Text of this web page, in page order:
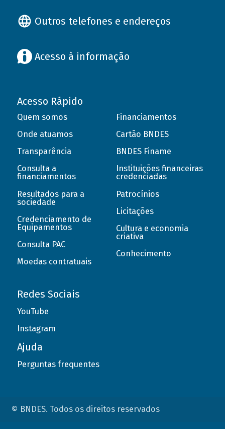
Outros telefones e endereços
Acesso à informação
Acesso Rápido
Quem somos
Onde atuamos
Transparência
Consulta a
financiamentos
Resultados para a
sociedade
Credenciamento de
Equipamentos
Consulta PAC
Moedas contratuais
Financiamentos
Cartão BNDES
BNDES Finame
Instituições financeiras
credenciadas
Patrocínios
Licitações
Cultura e economia
criativa
Conhecimento
Redes Sociais
YouTube
Instagram
Ajuda
Perguntas frequentes
© BNDES. Todos os direitos reservados